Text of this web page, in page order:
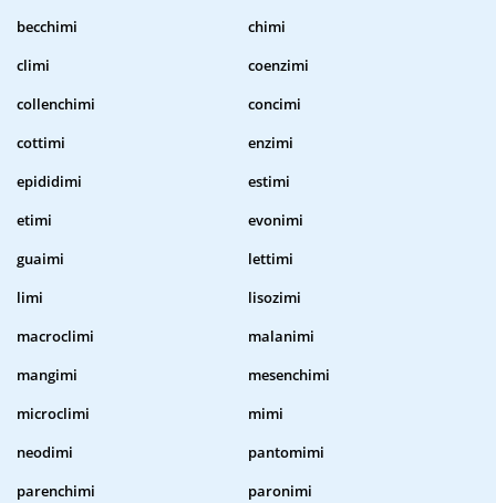
becchimi
chimi
climi
coenzimi
collenchimi
concimi
cottimi
enzimi
epididimi
estimi
etimi
evonimi
guaimi
lettimi
limi
lisozimi
macroclimi
malanimi
mangimi
mesenchimi
microclimi
mimi
neodimi
pantomimi
parenchimi
paronimi